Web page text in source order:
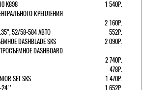
K898
1 540Р.
КРЕПЛЕНИЯ
2 160Р.
52/58-584 АВТО
552Р.
DASHBLADE SKS
2 090Р.
DASHBOARD
2 740Р.
478Р.
SET SKS
1 470Р.
24''
1 652Р.